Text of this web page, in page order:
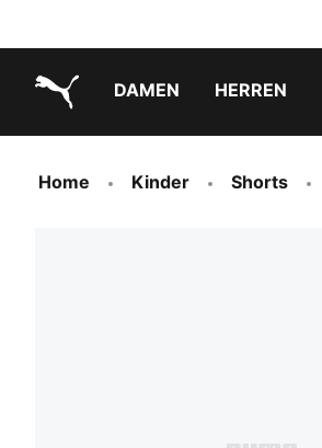
DAMEN HERREN
Home Kinder Shorts